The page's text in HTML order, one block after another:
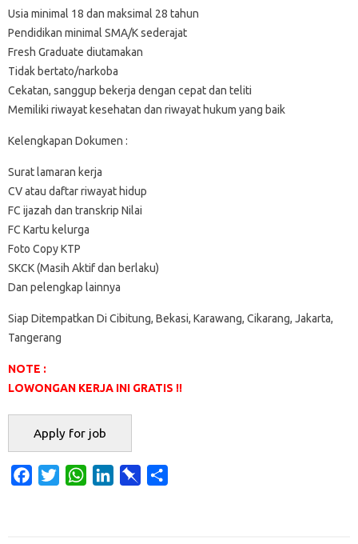
Usia minimal 18 dan maksimal 28 tahun
Pendidikan minimal SMA/K sederajat
Fresh Graduate diutamakan
Tidak bertato/narkoba
Cekatan, sanggup bekerja dengan cepat dan teliti
Memiliki riwayat kesehatan dan riwayat hukum yang baik
Kelengkapan Dokumen :
Surat lamaran kerja
CV atau daftar riwayat hidup
FC ijazah dan transkrip Nilai
FC Kartu kelurga
Foto Copy KTP
SKCK (Masih Aktif dan berlaku)
Dan pelengkap lainnya
Siap Ditempatkan Di Cibitung, Bekasi, Karawang, Cikarang, Jakarta,
Tangerang
NOTE :
LOWONGAN KERJA INI GRATIS !!
W